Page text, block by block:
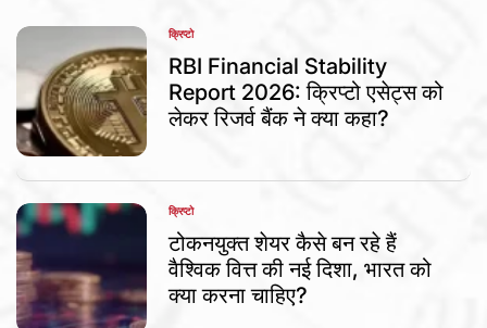
POSTED
IN
क्रिप्टो
RBI Financial Stability
Report 2026: क्रिप्टो एसेट्स को
लेकर रिजर्व बैंक ने क्या कहा?
POSTED
IN
क्रिप्टो
टोकनयुक्त शेयर कैसे बन रहे हैं
वैश्विक वित्त की नई दिशा, भारत को
क्या करना चाहिए?